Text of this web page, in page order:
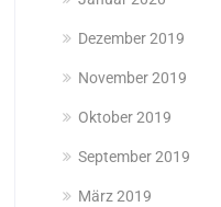
Dezember 2019
November 2019
Oktober 2019
September 2019
März 2019